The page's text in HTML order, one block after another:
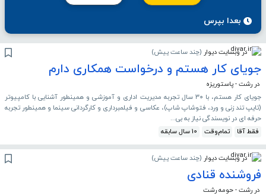
بعدا بپرس
در وبسایت دیوار (چند ساعت پیش)
جویای کار هستم و درخواست همکاری دارم
در رشت - پاستوریزه
جویای کار هستم، با ۳۰ سال تجربه مدیریت اداری و آموزشی و همینطور آشنایی با کامپیوتر
(تایپ تند زنی و ورد، فتوشاپ شاپ)، عکاسی و فیلمبرداری و کارگردانی سینما و همینطور تجربه
حرفه ای در نویسندگی نیاز به بی...
فقط آقا
تمام‌وقت 10 سال سابقه
در وبسایت دیوار (چند ساعت پیش)
فروشنده قنادی
در رشت - حومه رشت